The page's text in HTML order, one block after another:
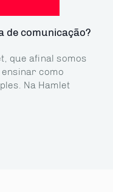
de comunicação?
que afinal somos
como
Na Hamlet